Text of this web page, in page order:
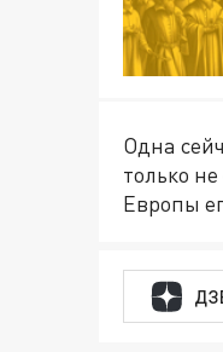
Одна
только
Европы